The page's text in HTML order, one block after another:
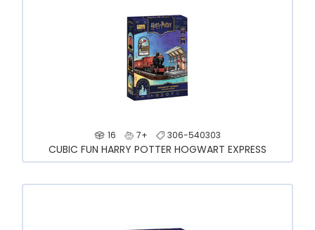
16 7+ 306-540303
CUBIC FUN HARRY POTTER HOGWART EXPRESS